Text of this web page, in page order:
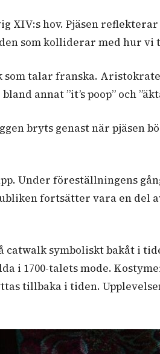
XIV:s hov. Pjäsen
som kolliderar med hur vi
talar franska.
annat ”it’s poop” och
bryts genast när pjäsen
Under föreställningens
fortsätter vara en del
symboliskt bakåt i
i 1700-talets mode.
tillbaka i tiden.